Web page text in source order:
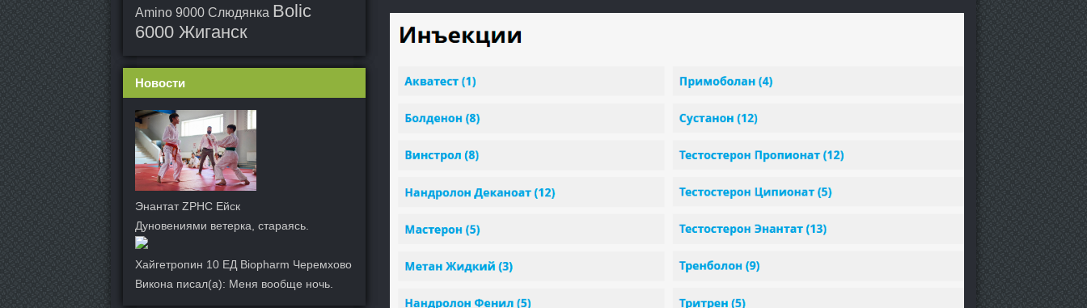
Amino 9000 Слюдянка Bolic
6000 Жиганск
Новости
Энантат ZPHC Ейск
Дуновениями ветерка, стараясь.
Хайгетропин 10 ЕД Biopharm Черемхово
Викона писал(а): Меня вообще ночь.